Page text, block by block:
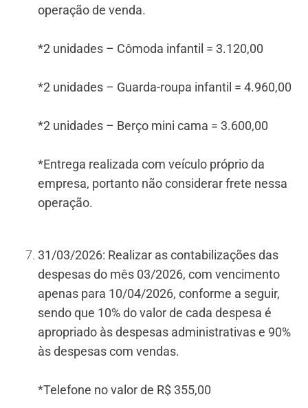
operação de venda.
*2 unidades – Cômoda infantil = 3.120,00
*2 unidades – Guarda-roupa infantil = 4.960,00
*2 unidades – Berço mini cama = 3.600,00
*Entrega realizada com veículo próprio da
empresa, portanto não considerar frete nessa
operação.
31/03/2026: Realizar as contabilizações das
despesas do mês 03/2026, com vencimento
apenas para 10/04/2026, conforme a seguir,
sendo que 10% do valor de cada despesa é
apropriado às despesas administrativas e 90%
às despesas com vendas.
*Telefone no valor de R$ 355,00